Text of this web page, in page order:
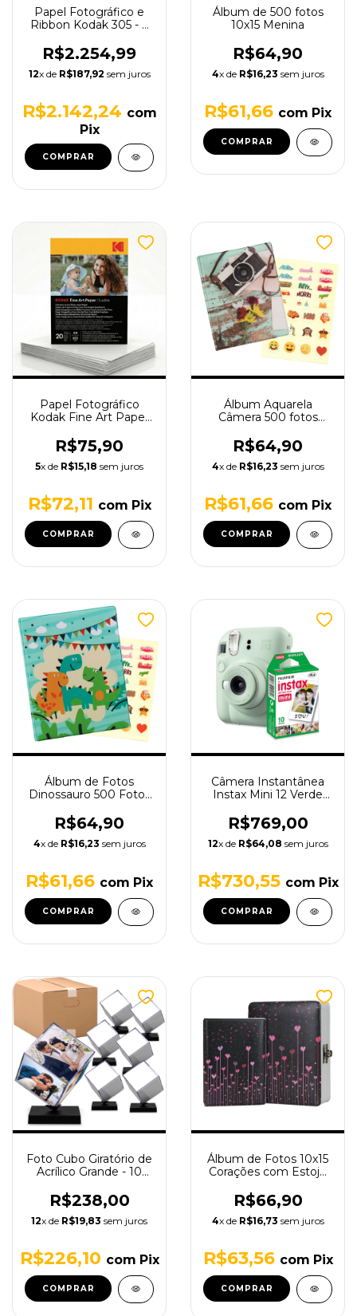
Papel Fotográfico e
Ribbon Kodak 305 - 3
R$2.254,99
12x de R$187,92 sem juros
R$2.142,24 com
Pix
Álbum de 500 fotos
10x15 Menina
R$64,90
4x de R$16,23 sem juros
R$61,66 com Pix
Papel Fotográfico
Kodak Fine Art Paper
Folhas
R$75,90
5x de R$15,18 sem juros
R$72,11 com Pix
Álbum Aquarela
Câmera 500 fotos
R$64,90
4x de R$16,23 sem juros
R$61,66 com Pix
Álbum de Fotos
Dinossauro 500 Fotos
R$64,90
4x de R$16,23 sem juros
R$61,66 com Pix
Câmera Instantânea
Instax Mini 12 Verde
poses
R$769,00
12x de R$64,08 sem juros
R$730,55 com Pix
Foto Cubo Giratório de
Acrílico Grande - 10
R$238,00
12x de R$19,83 sem juros
R$226,10 com Pix
Álbum de Fotos 10x15
Corações com Estojo
R$66,90
4x de R$16,73 sem juros
R$63,56 com Pix